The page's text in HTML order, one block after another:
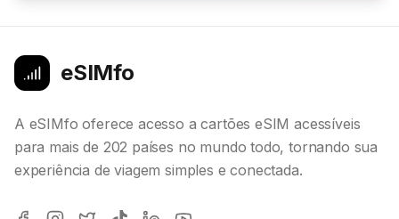
eSIMfo
A eSIMfo oferece acesso a cartões eSIM acessíveis
para mais de 202 países no mundo todo, tornando sua
experiência de viagem simples e conectada.